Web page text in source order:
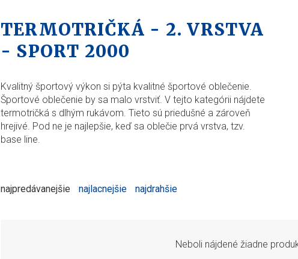
TERMOTRIČKÁ - 2. VRSTVA
- SPORT 2000
Kvalitný športový výkon si pýta kvalitné športové oblečenie.
Športové oblečenie by sa malo vrstviť. V tejto kategórii nájdete
termotričká s dlhým rukávom. Tieto sú priedušné a zároveň
hrejivé. Pod ne je najlepšie, keď sa oblečie prvá vrstva, tzv.
base line.
najpredávanejšie najlacnejšie najdrahšie
Neboli nájdené žiadne